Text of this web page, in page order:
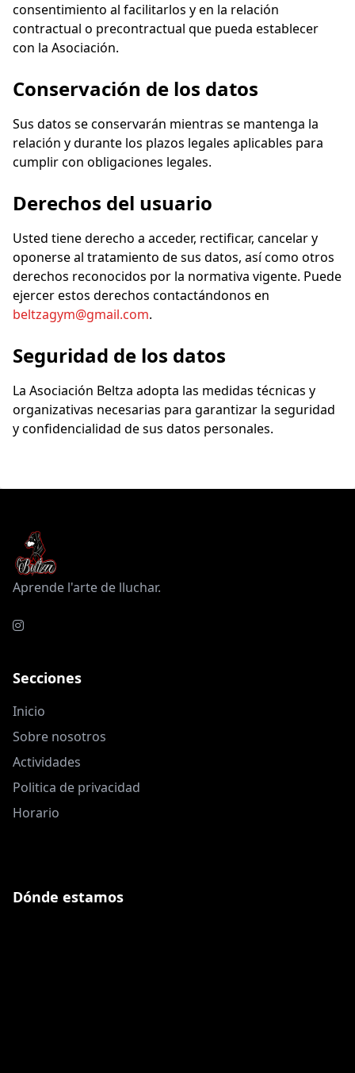
consentimiento al facilitarlos y en la relación
contractual o precontractual que pueda establecer
con la Asociación.
Conservación de los datos
Sus datos se conservarán mientras se mantenga la
relación y durante los plazos legales aplicables para
cumplir con obligaciones legales.
Derechos del usuario
Usted tiene derecho a acceder, rectificar, cancelar y
oponerse al tratamiento de sus datos, así como otros
derechos reconocidos por la normativa vigente. Puede
ejercer estos derechos contactándonos en
beltzagym@gmail.com.
Seguridad de los datos
La Asociación Beltza adopta las medidas técnicas y
organizativas necesarias para garantizar la seguridad
y confidencialidad de sus datos personales.
Aprende l'arte de lluchar.
Secciones
Inicio
Sobre nosotros
Actividades
Politica de privacidad
Horario
Dónde estamos